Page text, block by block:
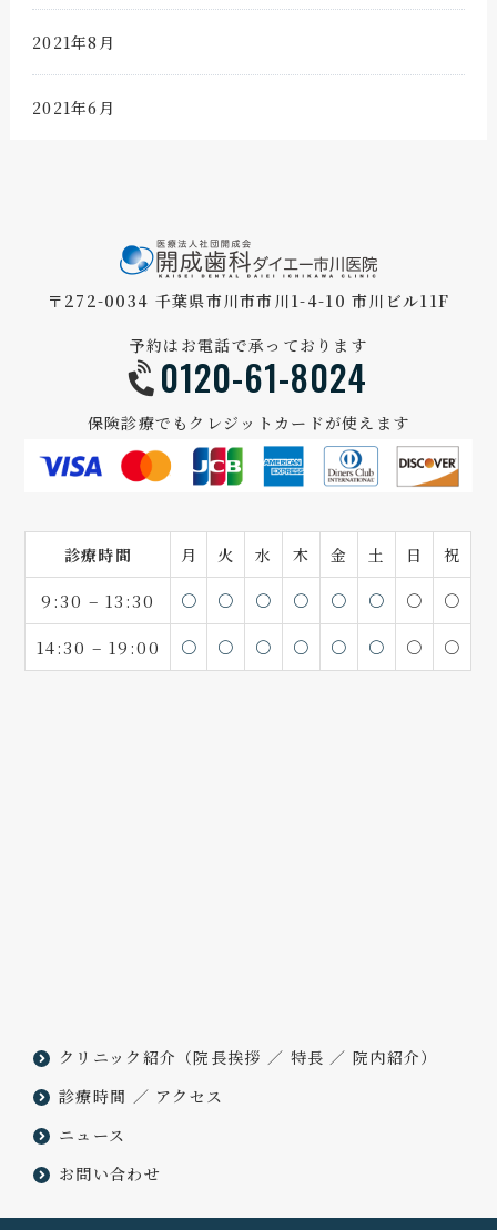
2021年8月
2021年6月
〒272-0034 千葉県市川市市川1-4-10 市川ビル11F
予約はお電話で承っております
0120-61-8024
保険診療でもクレジットカードが使えます
診療時間 月 火 水 木 金 土 日 祝
9:30 – 13:30 〇 〇 〇 〇 〇 〇 〇 〇
14:30 – 19:00 〇 〇 〇 〇 〇 〇 〇 〇
クリニック紹介 （院長挨拶 ／ 特長 ／院内紹介）
診療時間 ／ アクセス
ニュース
お問い合わせ